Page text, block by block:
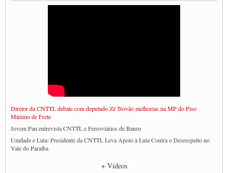
Diretor da CNTTL debate com deputado Zé Trovão melhorias na MP do Piso
Mínimo de Frete
Jovem Pan entrevista CNTTL e Ferroviários de Bauru
Unidade e Luta: Presidente da CNTTL Leva Apoio à Luta Contra o Desrespeito no
Vale do Paraíba
+ Vídeos